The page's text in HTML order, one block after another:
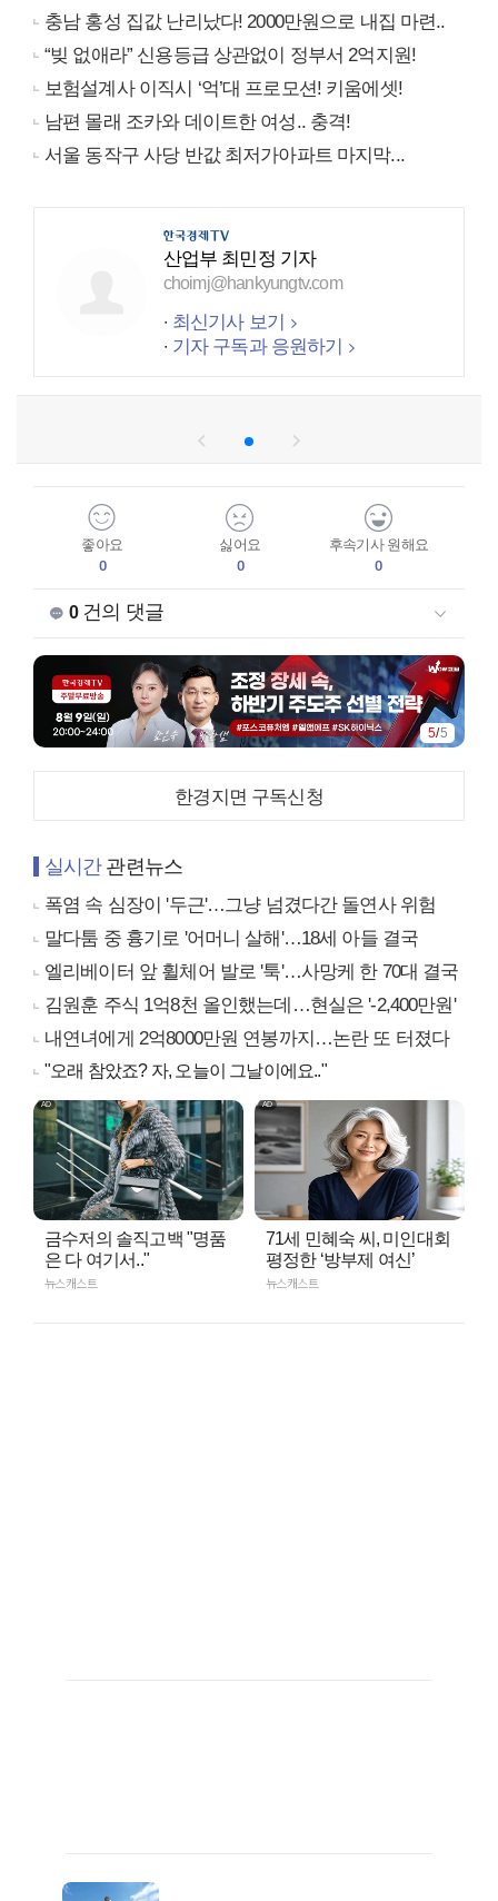
충남 홍성 집값 난리났다! 2000만원으로 내집 마련..
“빚 없애라” 신용등급 상관없이 정부서 2억지원!
보험설계사 이직시 ‘억’대 프로모션! 키움에셋!
남편 몰래 조카와 데이트한 여성.. 충격!
서울 동작구 사당 반값 최저가아파트 마지막...
산업부 최민정 기자
choimj@hankyungtv.com
최신기사 보기
기자 구독과 응원하기
좋아요
0
싫어요
0
후속기사 원해요
0
0건의 댓글
5/5
한경지면 구독신청
실시간관련뉴스
폭염 속 심장이 '두근'…그냥 넘겼다간 돌연사 위험
말다툼 중 흉기로 '어머니 살해'…18세 아들 결국
엘리베이터 앞 휠체어 발로 '툭'…사망케 한 70대 결국
김원훈 주식 1억8천 올인했는데…현실은 '-2,400만원'
내연녀에게 2억8000만원 연봉까지…논란 또 터졌다
"오래 참았죠? 자, 오늘이 그날이에요.."
금수저의 솔직고백 "명품
은 다 여기서.."
뉴스캐스트
71세 민혜숙 씨, 미인대회
평정한 ‘방부제 여신’
뉴스캐스트